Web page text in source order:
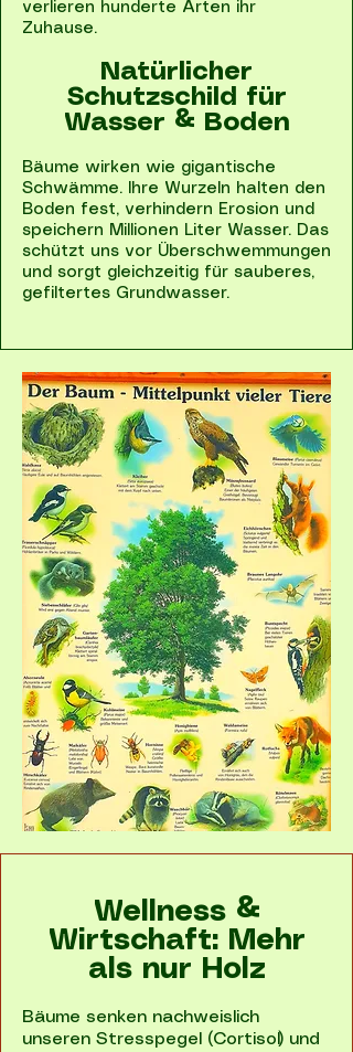
verlieren hunderte Arten ihr
Zuhause.
Natürlicher
Schutzschild für
Wasser & Boden
Bäume wirken wie gigantische
Schwämme. Ihre Wurzeln halten den
Boden fest, verhindern Erosion und
speichern Millionen Liter Wasser. Das
schützt uns vor Überschwemmungen
und sorgt gleichzeitig für sauberes,
gefiltertes Grundwasser.
Wellness &
Wirtschaft: Mehr
als nur Holz
Bäume senken nachweislich
unseren Stresspegel (Cortisol) und